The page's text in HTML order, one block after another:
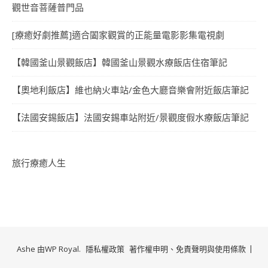
觀世音菩薩普門品
[療癒好劇推薦]適合闔家觀賞的正能量電影影集電視劇
【韓國釜山景觀飯店】韓國釜山景觀水療飯店住宿筆記
【奧地利飯店】維也納火車站/金色大廳音樂會附近飯店筆記
【法國安錫飯店】法國安錫車站附近/景觀度假水療飯店筆記
旅行療癒人生
隱私權政策 著作權申明、免責聲明與使用條款
Ashe 由WP Royal.